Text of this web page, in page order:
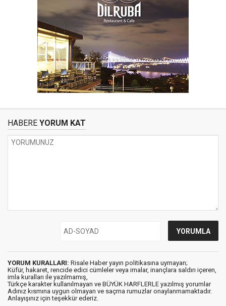
HABERE YORUM KAT
YORUM KURALLARI: Risale Haber yayın politikasına uymayan;
Küfür, hakaret, rencide edici cümleler veya imalar, inançlara saldırı içeren,
imla kuralları ile yazılmamış,
Türkçe karakter kullanılmayan ve BÜYÜK HARFLERLE yazılmış yorumlar
Adınız kısmına uygun olmayan ve saçma rumuzlar onaylanmamaktadır.
Anlayışınız için teşekkür ederiz.